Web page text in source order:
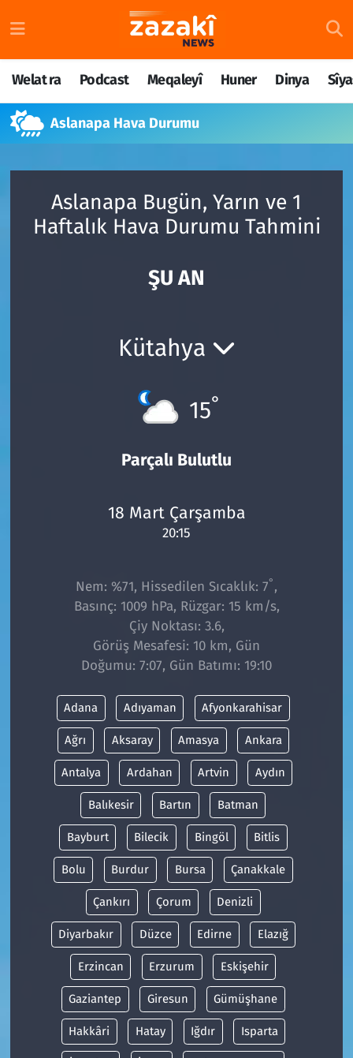
Welat ra Podcast Meqaleyî Huner Dinya
Aslanapa Hava Durumu
Aslanapa Bugün, Yarın ve 1
Haftalık Hava Durumu Tahmini
ŞU AN
Kütahya
15°
Parçalı Bulutlu
18 Mart Çarşamba
20:15
Nem: %71, Hissedilen Sıcaklık: 7° ,
Basınç: 1009 hPa, Rüzgar: 15 km/s,
Çiy Noktası: 3.6,
Görüş Mesafesi: 10 km, Gün
Doğumu: 7:07, Gün Batımı: 19:10
Adana Adıyaman Afyonkarahisar
Ağrı Aksaray Amasya Ankara
Antalya Ardahan Artvin Aydın
Balıkesir Bartın Batman
Bayburt Bilecik Bingöl Bitlis
Bolu Burdur Bursa Çanakkale
Çankırı Çorum Denizli
Diyarbakır Düzce Edirne Elazığ
Erzincan Erzurum Eskişehir
Gaziantep Giresun Gümüşhane
Hakkâri Hatay Iğdır Isparta
Welat ra
Podcast
Meqaleyî
Dinya
Nöbetçi Eczaneler
Hava Durumu
Namaz Vakitleri
Süper Lig Puan Durumu ve Fikstür